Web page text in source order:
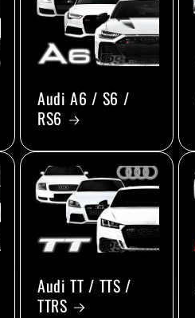
Audi A6 / S6 /
RS6
Audi TT / TTS /
TTRS